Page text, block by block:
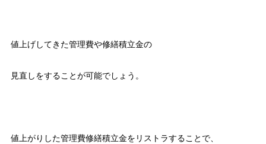
値上げしてきた管理費や修繕積立金の
見直しをすることが可能でしょう。
値上がりした管理費修繕積立金をリストラすることで、